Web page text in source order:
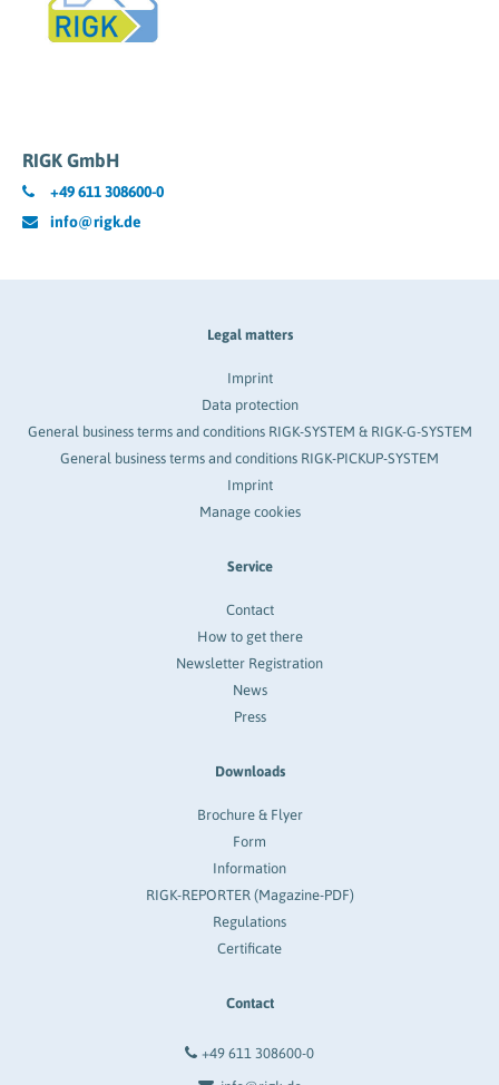
RIGK GmbH
+49 611 308600-0
info@rigk.de
Legal matters
Imprint
Data protection
General business terms and conditions RIGK-SYSTEM & RIGK-G-SYSTEM
General business terms and conditions RIGK-PICKUP-SYSTEM
Imprint
Manage cookies
Service
Contact
How to get there
Newsletter Registration
News
Press
Downloads
Brochure & Flyer
Form
Information
RIGK-REPORTER (Magazine-PDF)
Regulations
Certificate
Contact
+49 611 308600-0